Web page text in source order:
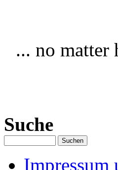
... no matter
Suche
Impressum